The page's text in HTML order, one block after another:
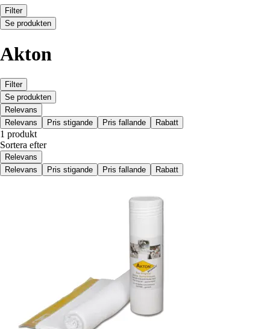
Filter
Se produkten
Akton
Filter
Se produkten
Relevans
Relevans
Pris stigande Pris fallande Rabatt
1 produkt
Sortera efter
Relevans
Relevans
Pris stigande Pris fallande Rabatt